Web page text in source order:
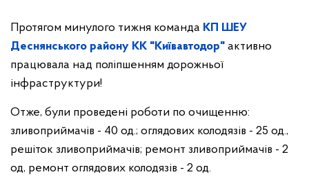
Протягом минулого тижня команда КП ШЕУ
Деснянського району КК "Київавтодор" активно
працювала над поліпшенням дорожньої
інфраструктури!
Отже, були проведені роботи по очищенню:
зливоприймачів - 40 од.; оглядових колодязів - 25 од.,
решіток зливоприймачів; ремонт зливоприймачів - 2
од, ремонт оглядових колодязів - 2 од.